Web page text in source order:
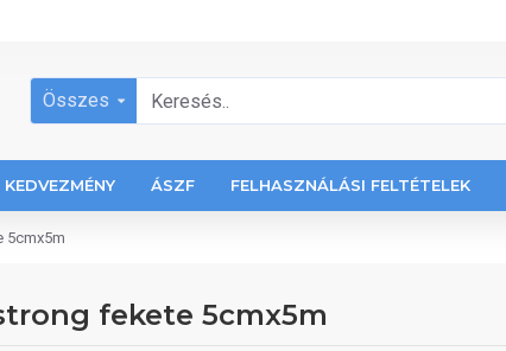
Összes
ÁSZF FELHASZNÁLÁSI FELTÉTELEK
5cmx5m
fekete 5cmx5m